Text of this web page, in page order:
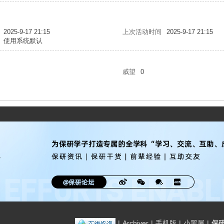
2025-9-17 21:15 上次活动时间
2025-9-17 21:15
使用系统默认
威望 0